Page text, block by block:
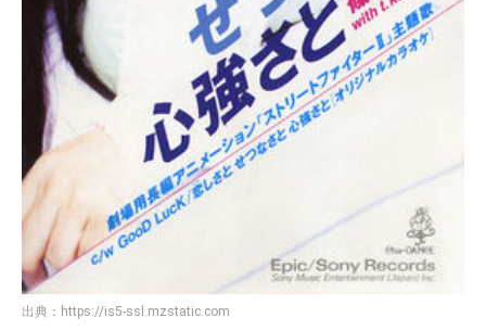
出典： https://is5-ssl.mzstatic.com